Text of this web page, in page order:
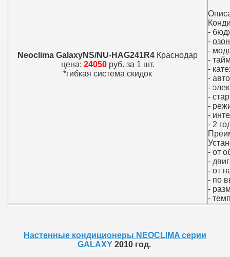
Neoclima GalaxyNS/NU-HAG241R4 Краснодар
цена: 24050 руб. за 1 шт.
*гибкая система скидок
-
-
-
-
-
-
-
-
-
-
- 2
- от
-
- от
- по
-
-
Настенные кондиционеры NEOCLIMA серии
GALAXY2010 год.